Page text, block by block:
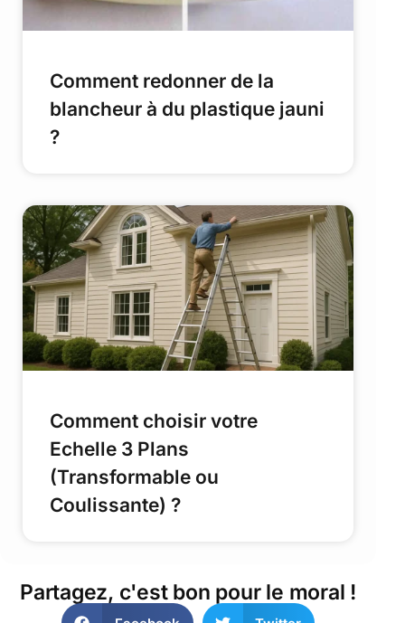
Comment redonner de la
blancheur à du plastique jauni
?
Comment choisir votre
Echelle 3 Plans
(Transformable ou
Coulissante) ?
Partagez, c'est bon pour le moral !